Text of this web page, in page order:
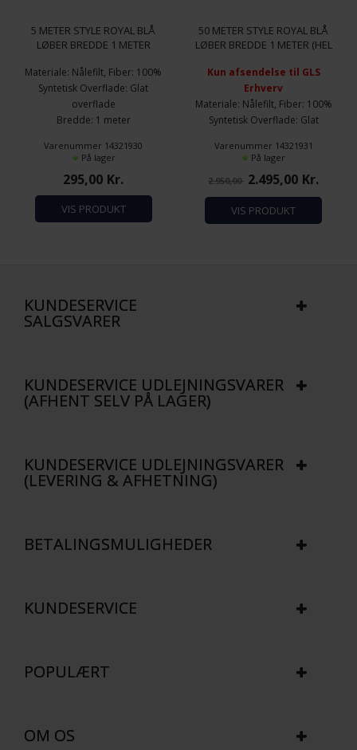
5 METER STYLE ROYAL BLÅ
LØBER BREDDE 1 METER
Materiale: Nålefilt, Fiber: 100%
Syntetisk Overflade: Glat
overflade
Bredde: 1 meter
Brandhæmmende: Bfl-
S/EN13501-1
Totalvægt 300 gram/m2
Varenummer 14321930
På lager
295,00 Kr.
VIS PRODUKT
50 METER STYLE ROYAL BLÅ
LØBER BREDDE 1 METER (HEL
Kun afsendelse til GLS
Erhverv
Materiale: Nålefilt, Fiber: 100%
Syntetisk Overflade: Glat
Bredde: 1 meter
Længde: 50 meter
Brandhæmmende: Bfl-
S/EN13501-1
Totalvægt 300 gram/m2
Varenummer 14321931
På lager
2.950,00 2.495,00 Kr.
VIS PRODUKT
KUNDESERVICE
SALGSVARER
KUNDESERVICE UDLEJNINGSVARER
(AFHENT SELV PÅ LAGER)
KUNDESERVICE UDLEJNINGSVARER
(LEVERING & AFHETNING)
BETALINGSMULIGHEDER
KUNDESERVICE
POPULÆRT
OM OS